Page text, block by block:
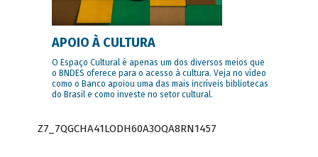
APOIO À CULTURA
O Espaço Cultural é apenas um dos diversos meios que
o BNDES oferece para o acesso à cultura. Veja no vídeo
como o Banco apoiou uma das mais incríveis bibliotecas
do Brasil e como investe no setor cultural.
Z7_7QGCHA41LODH60A3OQA8RN1457